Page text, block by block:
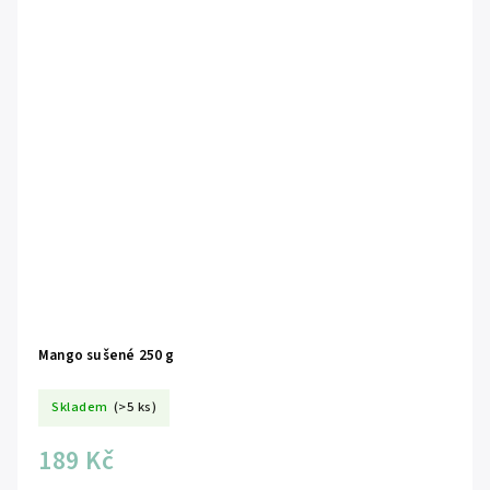
Mango sušené 250 g
Skladem (>5 ks)
189 Kč